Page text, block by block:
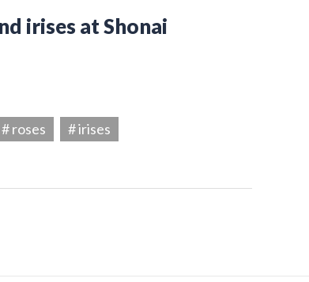
irises at Shonai
# roses # irises